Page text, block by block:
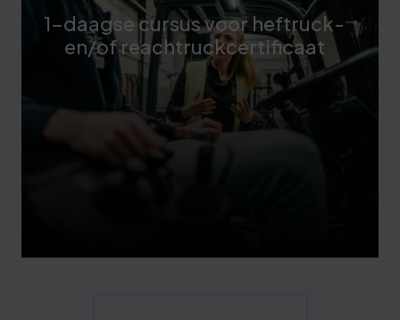
1-daagse cursus voor heftruck-
en/of reachtruckcertificaat